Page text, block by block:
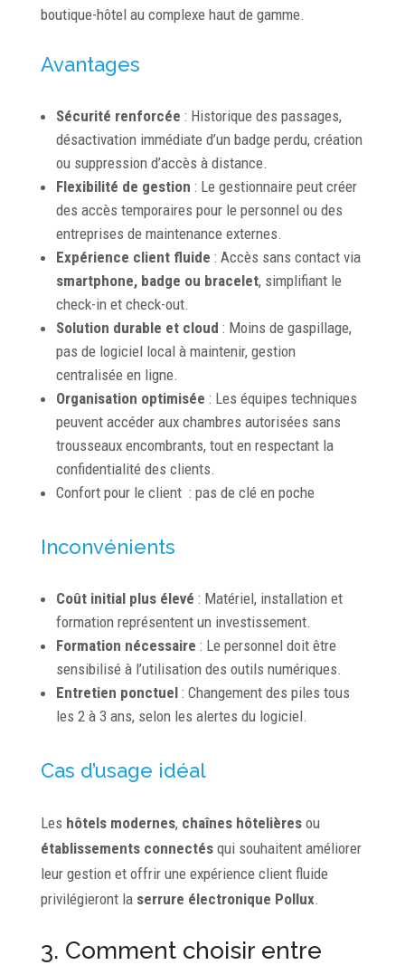
boutique-hôtel au complexe haut de gamme.
Avantages
Sécurité renforcée : Historique des passages,
désactivation immédiate d’un badge perdu, création
ou suppression d’accès à distance.
Flexibilité de gestion : Le gestionnaire peut créer
des accès temporaires pour le personnel ou des
entreprises de maintenance externes.
Expérience client fluide : Accès sans contact via
smartphone, badge ou bracelet, simplifiant le
check-in et check-out.
Solution durable et cloud : Moins de gaspillage,
pas de logiciel local à maintenir, gestion
centralisée en ligne.
Organisation optimisée : Les équipes techniques
peuvent accéder aux chambres autorisées sans
trousseaux encombrants, tout en respectant la
confidentialité des clients.
Confort pour le client : pas de clé en poche
Inconvénients
Coût initial plus élevé : Matériel, installation et
formation représentent un investissement.
Formation nécessaire : Le personnel doit être
sensibilisé à l’utilisation des outils numériques.
Entretien ponctuel: Changement des piles tous
les 2 à 3 ans, selon les alertes du logiciel.
Cas d’usage idéal
Les hôtels modernes, chaînes hôtelièresou
établissements connectésqui souhaitent améliorer
leur gestion et offrir une expérience client fluide
privilégieront la serrure électronique Pollux
3. Comment choisir entre